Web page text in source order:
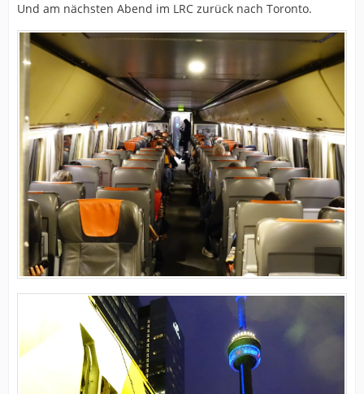
Und am nächsten Abend im LRC zurück nach Toronto.